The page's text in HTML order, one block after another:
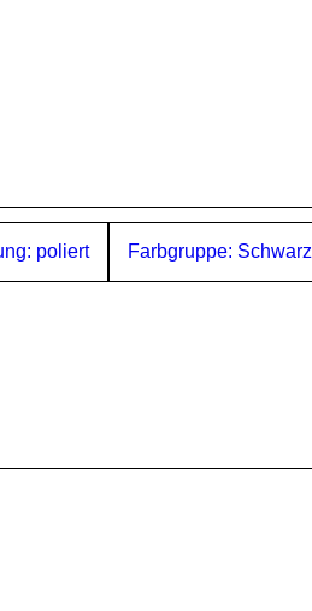
poliert Farbgruppe: Schwarz